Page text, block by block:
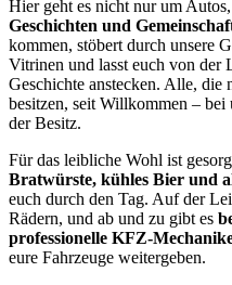
Hier geht es nicht nur um
Geschichten und
kommen, stöbert durch unsere
Vitrinen und lasst euch von der
Geschichte anstecken. Alle, die
besitzen, seit Willkommen –
der Besitz.
Für das leibliche Wohl ist
Bratwürste, kühles Bier und
euch durch den Tag. Auf der
Rädern, und ab und zu gibt es
professionelle KFZ-
eure Fahrzeuge weitergeben.